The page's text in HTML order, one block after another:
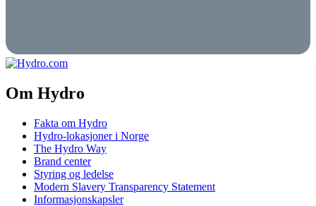
Om Hydro
Fakta om Hydro
Hydro-lokasjoner i Norge
The Hydro Way
Brand center
Styring og ledelse
Modern Slavery Transparency Statement
Informasjonskapsler